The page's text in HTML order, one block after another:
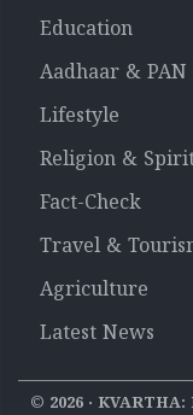
Education
Aadhaar & PAN
Lifestyle
Religion &
Fact-Check
Travel &
Agriculture
Latest News
© 2026‧ KVARTHA: